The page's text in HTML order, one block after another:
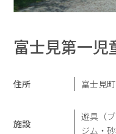
富士見第一児
住所 富士見
施設
遊具（
ジム・